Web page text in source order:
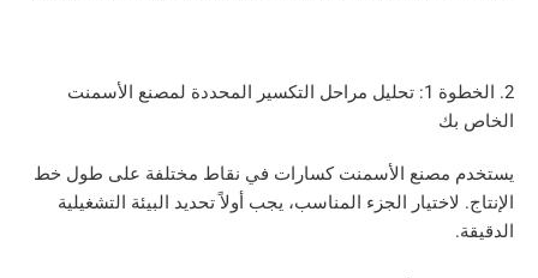
2. الخطوة 1: تحليل مراحل التكسير المحددة لمصنع الأسمنت
الأسمنت كسارات في نقاط مختلفة على طول خط
الجزء المناسب، يجب أولاً تحديد البيئة التشغيلية